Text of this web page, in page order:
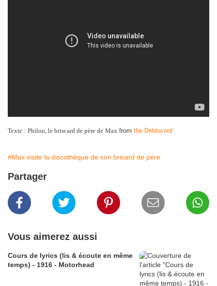
Texte : Philou, le briscard de père de Max from the Deblocnot'
#Max visite la discothèque de son bricard de père
Partager
Vous aimerez aussi
Cours de lyrics (lis & écoute en même
temps) - 1916 - Motorhead